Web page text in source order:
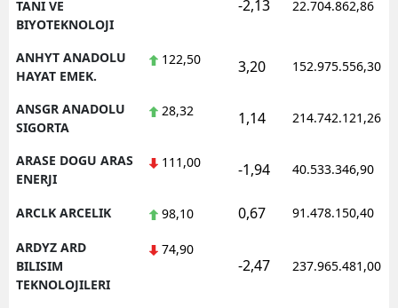
TANI VE
BIYOTEKNOLOJI
-2,13 22.704.862,86
ANHYT ANADOLU
HAYAT EMEK.
122,50 3,20 152.975.556,30
ANSGR ANADOLU
SIGORTA
28,32 1,14 214.742.121,26
ARASE DOGU ARAS
ENERJI
111,00 -1,94 40.533.346,90
ARCLK ARCELIK 98,10 0,67 91.478.150,40
ARDYZ ARD
BILISIM
TEKNOLOJILERI
74,90
-2,47 237.965.481,00